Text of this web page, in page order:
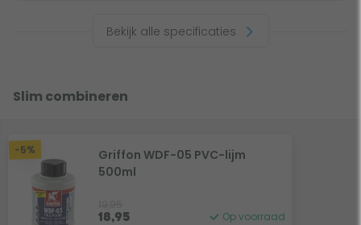
Bekijk alle specificaties
Slim combineren
-5%
Griffon WDF-05 PVC-lijm
500ml
18,95 Op voorraad